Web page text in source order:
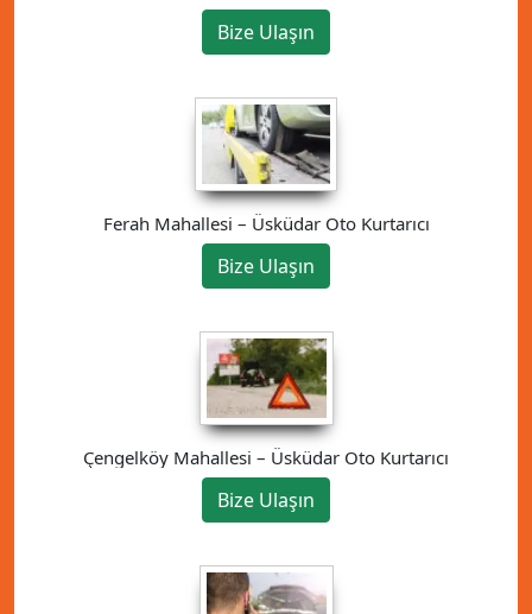
Bize Ulaşın
Ferah Mahallesi – Üsküdar Oto Kurtarıcı
Bize Ulaşın
Çengelköy Mahallesi – Üsküdar Oto Kurtarıcı
Bize Ulaşın